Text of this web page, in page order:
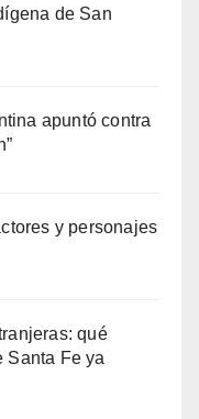
de San
apuntó contra
y personajes
qué
Santa Fe ya